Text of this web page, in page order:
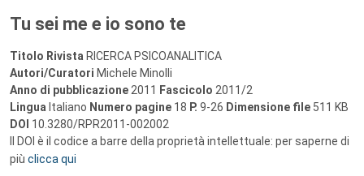
Tu sei me e io sono te
Titolo Rivista RICERCA PSICOANALITICA
Autori/Curatori Michele Minolli
Anno di pubblicazione 2011 Fascicolo 2011/2
Lingua Italiano Numero pagine 18 P. 9-26 Dimensione file 511 KB
DOI 10.3280/RPR2011-002002
Il DOI è il codice a barre della proprietà intellettuale: per saperne di
più clicca qui